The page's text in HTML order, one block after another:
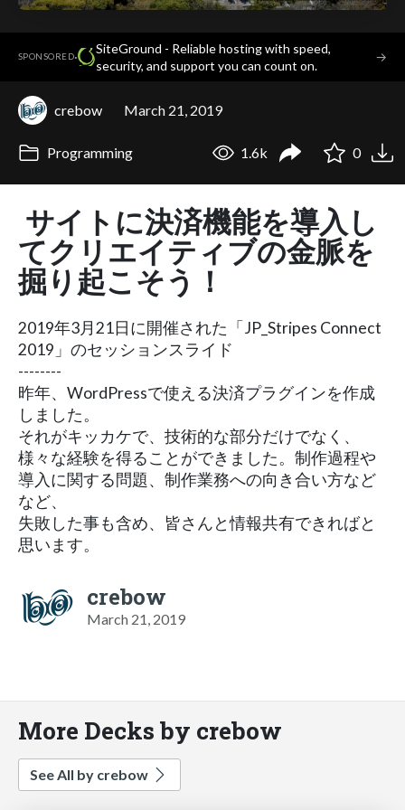
SPONSORED·
SiteGround - Reliable hosting with speed,
security, and support you can count on.
→
crebow March 21, 2019
Programming 1.6k 0
サイトに決済機能を導入し
てクリエイティブの金脈を
掘り起こそう！
2019年3月21日に開催された「JP_Stripes Connect
2019」のセッションスライド
--------
昨年、WordPressで使える決済プラグインを作成
しました。
それがキッカケで、技術的な部分だけでなく、
様々な経験を得ることができました。制作過程や
導入に関する問題、制作業務への向き合い方など
など、
失敗した事も含め、皆さんと情報共有できればと
思います。
crebow
March 21, 2019
More Decks by crebow
See All by crebow